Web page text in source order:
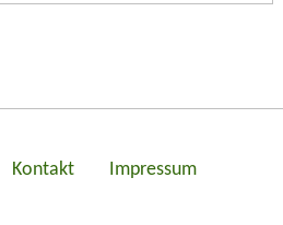
Kontakt
Impressum